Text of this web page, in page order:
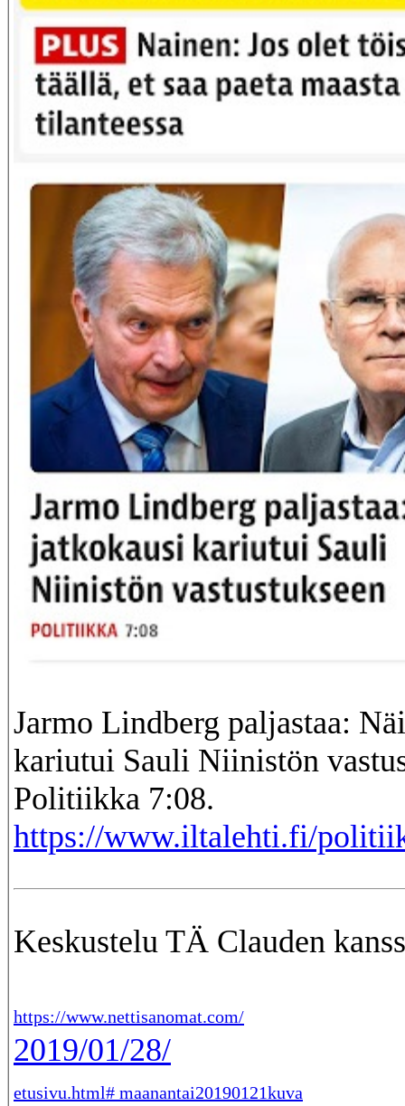
Jarmo Lindberg paljastaa:
kariutui Sauli Niinistön
Politiikka 7:08.
https://www.iltalehti.fi/
Keskustelu TÄ Clauden
https://www.nettisanomat.com/
2019/01/28/
etusivu.html# maanantai20190121kuva